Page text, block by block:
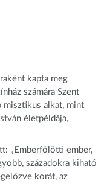
kapta meg
számára Szent
misztikus alkat, mint
életpéldája,
„Emberfölötti ember,
századokra kiható
korát, az